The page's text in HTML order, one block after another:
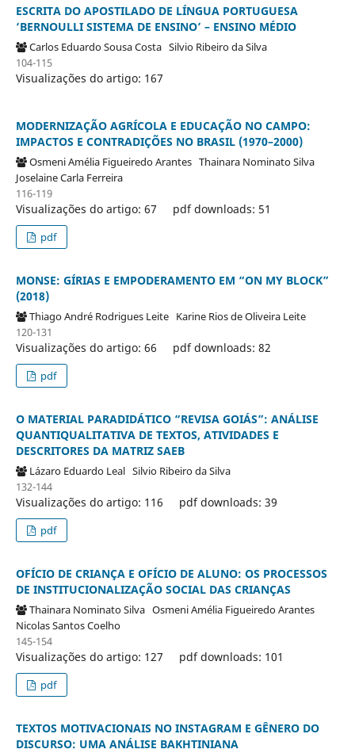
ESCRITA DO APOSTILADO DE LÍNGUA PORTUGUESA
‘BERNOULLI SISTEMA DE ENSINO’ – ENSINO MÉDIO
Carlos Eduardo Sousa Costa Silvio Ribeiro da Silva
104-115
Visualizações do artigo: 167
MODERNIZAÇÃO AGRÍCOLA E EDUCAÇÃO NO CAMPO:
IMPACTOS E CONTRADIÇÕES NO BRASIL (1970–2000)
Osmeni Amélia Figueiredo Arantes Thainara Nominato Silva
Joselaine Carla Ferreira
116-119
Visualizações do artigo: 67 pdf downloads: 51
pdf
MONSE: GÍRIAS E EMPODERAMENTO EM “ON MY BLOCK”
(2018)
Thiago André Rodrigues Leite Karine Rios de Oliveira Leite
120-131
Visualizações do artigo: 66 pdf downloads: 82
pdf
O MATERIAL PARADIDÁTICO “REVISA GOIÁS”: ANÁLISE
QUANTIQUALITATIVA DE TEXTOS, ATIVIDADES E
DESCRITORES DA MATRIZ SAEB
Lázaro Eduardo Leal Silvio Ribeiro da Silva
132-144
Visualizações do artigo: 116 pdf downloads: 39
pdf
OFÍCIO DE CRIANÇA E OFÍCIO DE ALUNO: OS PROCESSOS
DE INSTITUCIONALIZAÇÃO SOCIAL DAS CRIANÇAS
Thainara Nominato Silva Osmeni Amélia Figueiredo Arantes
Nicolas Santos Coelho
145-154
Visualizações do artigo: 127 pdf downloads: 101
pdf
TEXTOS MOTIVACIONAIS NO INSTAGRAM E GÊNERO DO
DISCURSO: UMA ANÁLISE BAKHTINIANA